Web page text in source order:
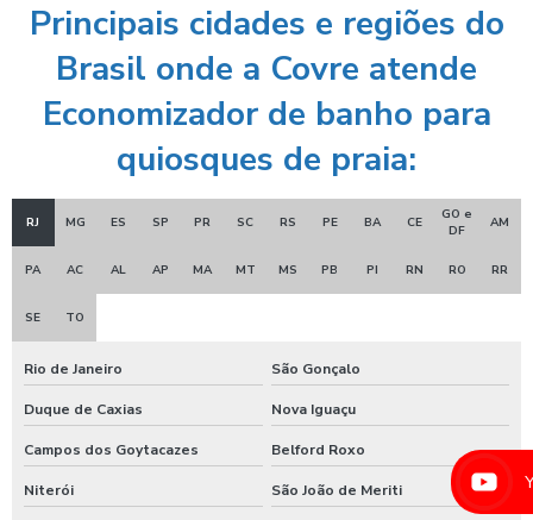
Ducha azul para carros
Ducha azul lava rápido
Ducha azul maquina
Ducha azul preço
Economizador de banho para postos
Economizador de banho para quiosques de praia
Emoliente alcalino
Equipamento para higienização de carros
Equipamento de lavagem automotiva
Equipamento para lavagem de onibus
Principais cidades e regiões do
Brasil onde a Covre atende
Economizador de banho para
quiosques de praia:
RJ MG ES SP PR SC RS PE BA CE
GO e
DF
AM
PA AC AL AP MA MT MS PB PI RN RO RR
SE TO
Rio de Janeiro São Gonçalo
Duque de Caxias Nova Iguaçu
Campos dos Goytacazes Belford Roxo
Niterói São João de Meriti